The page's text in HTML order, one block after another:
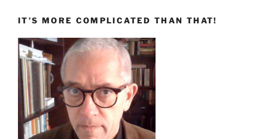
IT’S MORE COMPLICATED THAN THAT!